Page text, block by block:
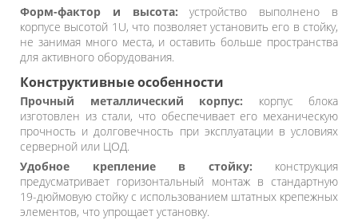
Форм-фактор и высота: устройство выполнено в
корпусе высотой 1U, что позволяет установить его в стойку,
не занимая много места, и оставить больше пространства
для активного оборудования.
Конструктивные особенности
Прочный металлический корпус: корпус блока
изготовлен из стали, что обеспечивает его механическую
прочность и долговечность при эксплуатации в условиях
серверной или ЦОД.
Удобное крепление в стойку: конструкция
предусматривает горизонтальный монтаж в стандартную
19-дюймовую стойку с использованием штатных крепежных
элементов, что упрощает установку.